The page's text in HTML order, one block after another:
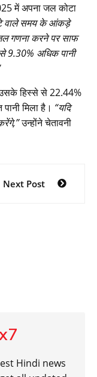
में अपना जल कोटा
वाले समय के आंकड़े
गणना करने पर साफ
से 9.30% अधिक पानी
उसके हिस्से से 22.44%
मिला है। “यदि
उन्होंने चेतावनी
Next Post
Hindi news